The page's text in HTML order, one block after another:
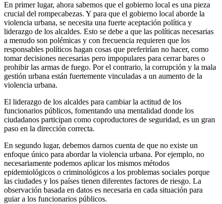
En primer lugar, ahora sabemos que el gobierno local es una pieza
crucial del rompecabezas. Y para que el gobierno local aborde la
violencia urbana, se necesita una fuerte aceptación política y
liderazgo de los alcaldes. Esto se debe a que las políticas necesarias
a menudo son polémicas y con frecuencia requieren que los
responsables políticos hagan cosas que preferirían no hacer, como
tomar decisiones necesarias pero impopulares para cerrar bares o
prohibir las armas de fuego. Por el contrario, la corrupción y la mala
gestión urbana están fuertemente vinculadas a un aumento de la
violencia urbana.
El liderazgo de los alcaldes para cambiar la actitud de los
funcionarios públicos, fomentando una mentalidad donde los
ciudadanos participan como coproductores de seguridad, es un gran
paso en la dirección correcta.
En segundo lugar, debemos darnos cuenta de que no existe un
enfoque único para abordar la violencia urbana. Por ejemplo, no
necesariamente podemos aplicar los mismos métodos
epidemiológicos o criminológicos a los problemas sociales porque
las ciudades y los países tienen diferentes factores de riesgo. La
observación basada en datos es necesaria en cada situación para
guiar a los funcionarios públicos.